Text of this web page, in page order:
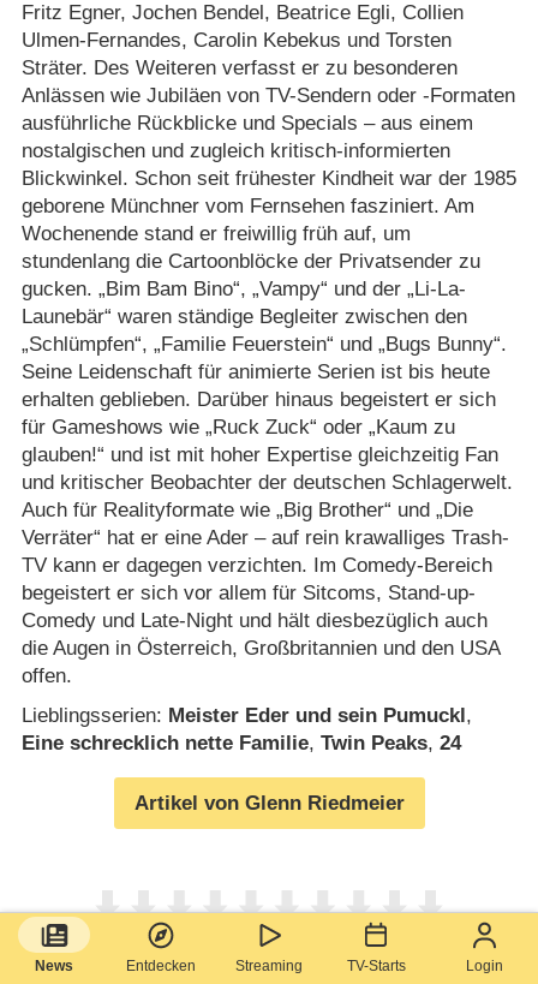
News Entdecken Streaming TV-Starts Login
Fritz Egner, Jochen Bendel, Beatrice Egli, Collien
Ulmen-Fernandes, Carolin Kebekus und Torsten
Sträter. Des Weiteren verfasst er zu besonderen
Anlässen wie Jubiläen von TV-Sendern oder -Formaten
ausführliche Rückblicke und Specials – aus einem
nostalgischen und zugleich kritisch-informierten
Blickwinkel. Schon seit frühester Kindheit war der 1985
geborene Münchner vom Fernsehen fasziniert. Am
Wochenende stand er freiwillig früh auf, um
stundenlang die Cartoonblöcke der Privatsender zu
gucken. „Bim Bam Bino“, „Vampy“ und der „Li-La-
Launebär“ waren ständige Begleiter zwischen den
„Schlümpfen“, „Familie Feuerstein“ und „Bugs Bunny“.
Seine Leidenschaft für animierte Serien ist bis heute
erhalten geblieben. Darüber hinaus begeistert er sich
für Gameshows wie „Ruck Zuck“ oder „Kaum zu
glauben!“ und ist mit hoher Expertise gleichzeitig Fan
und kritischer Beobachter der deutschen Schlagerwelt.
Auch für Realityformate wie „Big Brother“ und „Die
Verräter“ hat er eine Ader – auf rein krawalliges Trash-
TV kann er dagegen verzichten. Im Comedy-Bereich
begeistert er sich vor allem für Sitcoms, Stand-up-
Comedy und Late-Night und hält diesbezüglich auch
die Augen in Österreich, Großbritannien und den USA
offen.
Lieblingsserien: Meister Eder und sein Pumuckl,
Eine schrecklich nette Familie, Twin Peaks, 24
Artikel von Glenn Riedmeier